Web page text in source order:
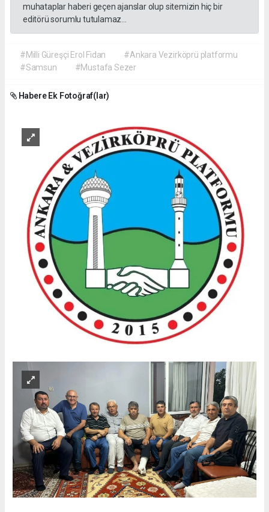
muhataplar haberi geçen ajanslar olup sitemizin hiç bir
editörü sorumlu tutulamaz...
#Milli Güreşçi Erol Fidan
#Ankara Vezirköprü platformu
#Samsun
#Mustafa Sezer
Habere Ek Fotoğraf(lar)